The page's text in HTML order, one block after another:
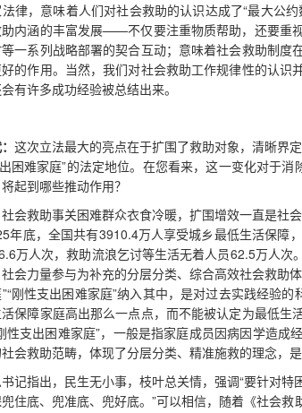
律，意味着人们对社会救助的认识达成了“最大公
内涵的丰富发展——不仅要注重物质帮助，还要重
一系列战略部署的契合互动；意味着社会救助制
的作用。当然，我们对社会救助工作规律性的认
有许多成功经验被总结出来。
这次立法最大的亮点在于扩围了救助对象，清晰界
困难家庭”的法定地位。在您看来，这一变化对于
起到哪些推动作用？
社会救助事关困难群众衣食冷暖，扩围增效一直是社
年底，全国共有3910.4万人享受城乡最低生活保
万人次，救助流浪乞讨等生活无着人员62.5万人
会力量参与为补充的分层分类、综合高效社会救助
刚性支出困难家庭”纳入其中，是对过去实践经验
保障家庭高出那么一点点，而不能被认定为最低
性支出困难家庭”，一般是指家庭成员因病因学造
会救助范畴，体现了分层分类、精准施救的理念，
记指出，民生无小事，枝叶总关情，强调“要针对
住底、兜准底、兜好底。”可以相信，随着《社会